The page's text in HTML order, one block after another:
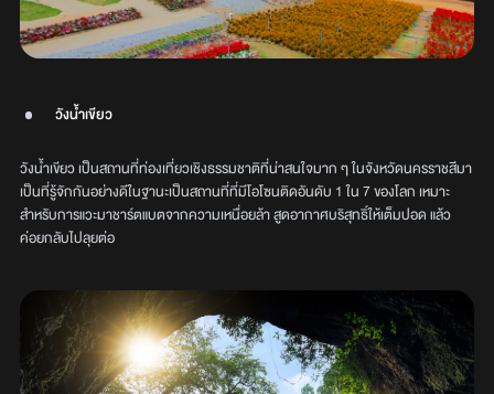
วังน้ำเขียว
วังน้ำเขียว เป็นสถานที่ท่องเที่ยวเชิงธรรมชาติที่น่าสนใจมาก ๆ ในจังหวัดนครราชสีมา
เป็นที่รู้จักกันอย่างดีในฐานะเป็นสถานที่ที่มีโอโซนติดอันดับ 1 ใน 7 ของโลก เหมาะ
สำหรับการแวะมาชาร์ตแบตจากความเหนื่อยล้า สูดอากาศบริสุทธิ์ให้เต็มปอด แล้ว
ค่อยกลับไปลุยต่อ